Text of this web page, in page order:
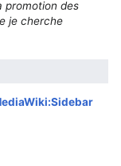
promotion des
je cherche